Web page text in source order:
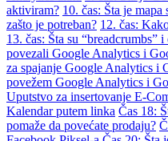
aktiviram? 10. čas: Šta je mapa
zašto je potreban? 12. čas:
13. čas: Šta su “breadcrumbs” i
povezali Google Analytics i
za spajanje Google Analytics i
povežem Google Analytics i
Uputstvo za insertovanje E-
Kalendar putem linka Čas 18:
pomaže da povećate prodaju?